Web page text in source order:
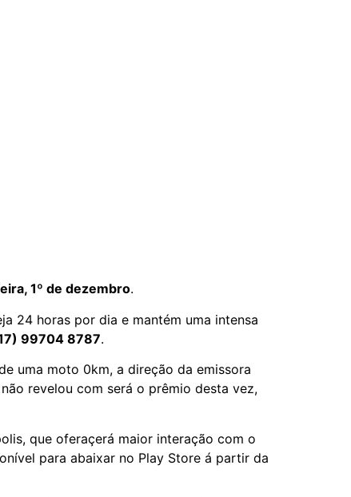
1º de dezembro.
24 horas por dia e mantém uma intensa
99704 8787.
uma moto 0km, a direção da emissora
revelou com será o prêmio desta vez,
que oferaçerá maior interação com o
para abaixar no Play Store á partir da